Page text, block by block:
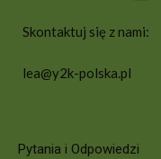
Skontaktuj się z nami:
lea@y2k-polska.pl
Pytania i Odpowiedzi